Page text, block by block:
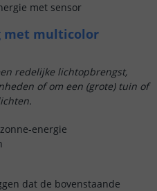
met sensor
met multicolor
redelijke lichtopbrengst,
of om een (grote) tuin of
energie
dat de bovenstaande